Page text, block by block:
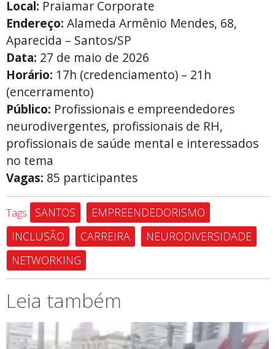
Local: Praiamar Corporate
Endereço: Alameda Armênio Mendes, 68,
Aparecida – Santos/SP
Data: 27 de maio de 2026
Horário: 17h (credenciamento) – 21h
(encerramento)
Público: Profissionais e empreendedores
neurodivergentes, profissionais de RH,
profissionais de saúde mental e interessados
no tema
Vagas: 85 participantes
Tags SANTOS
EMPREENDEDORISMO
INCLUSÃO
CARREIRA
NEURODIVERSIDADE
NETWORKING
Leia também